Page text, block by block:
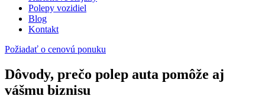
Polepy vozidiel
Blog
Kontakt
Požiadať o cenovú ponuku
Dôvody, prečo polep auta pomôže aj
vášmu biznisu